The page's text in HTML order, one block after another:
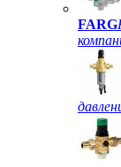
FARG